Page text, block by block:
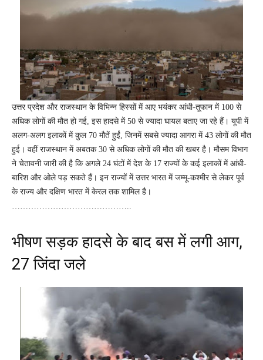
उत्तर प्रदेश और राजस्थान के विभिन्न हिस्सों में आए भयंकर आंधी-तूफान में 100 से
अधिक लोगों की मौत हो गई, इस हादसे में 50 से ज्यादा घायल बताए जा रहे हैं। यूपी में
अलग-अलग इलाकों में कुल 70 मौतें हुईं, जिनमें सबसे ज्यादा आगरा में 43 लोगों की मौत
हुई। वहीं राजस्थान में अबतक 30 से अधिक लोगों की मौत की खबर है। मौसम विभाग
ने चेतावनी जारी की है कि अगले 24 घंटों में देश के 17 राज्यों के कई इलाकों में आंधी-
बारिश और ओले पड़ सकते हैं। इन राज्यों में उत्तर भारत में जम्मू-कश्मीर से लेकर पूर्व
के राज्य और दक्षिण भारत में केरल तक शामिल है।
……………………………………..
भीषण सड़क हादसे के बाद बस में लगी आग,
27 जिंदा जले